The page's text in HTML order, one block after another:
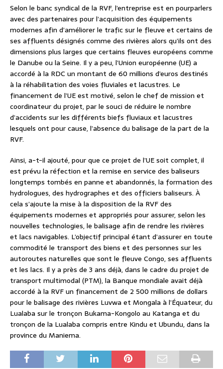
Selon le banc syndical de la RVF, l’entreprise est en pourparlers
avec des partenaires pour l’acquisition des équipements
modernes afin d’améliorer le trafic sur le fleuve et certains de
ses affluents désignés comme des rivières alors qu’ils ont des
dimensions plus larges que certains fleuves européens comme
le Danube ou la Seine. Il y a peu, l’Union européenne (UE) a
accordé à la RDC un montant de 60 millions d’euros destinés
à la réhabilitation des voies fluviales et lacustres. Le
financement de l’UE est motivé, selon le chef de mission et
coordinateur du projet, par le souci de réduire le nombre
d’accidents sur les différents biefs fluviaux et lacustres
lesquels ont pour cause, l’absence du balisage de la part de la
RVF.
Ainsi, a-t-il ajouté, pour que ce projet de l’UE soit complet, il
est prévu la réfection et la remise en service des baliseurs
longtemps tombés en panne et abandonnés, la formation des
hydrologues, des hydrographes et des officiers baliseurs. À
cela s’ajoute la mise à la disposition de la RVF des
équipements modernes et appropriés pour assurer, selon les
nouvelles technologies, le balisage afin de rendre les rivières
et lacs navigables. L’objectif principal étant d’assurer en toute
commodité le transport des biens et des personnes sur les
autoroutes naturelles que sont le fleuve Congo, ses affluents
et les lacs. Il y a près de 3 ans déjà, dans le cadre du projet de
transport multimodal (PTM), la Banque mondiale avait déjà
accordé à la RVF un financement de 2 500 millions de dollars
pour le balisage des rivières Luvwa et Mongala à l’Équateur, du
Lualaba sur le tronçon Bukama-Kongolo au Katanga et du
tronçon de la Lualaba compris entre Kindu et Ubundu, dans la
province du Maniema.